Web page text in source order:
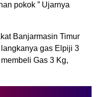
pokok ” Ujarnya
Banjarmasin Timur
gas Elpiji 3
Gas 3 Kg,